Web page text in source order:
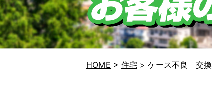
HOME > 住宅 > ケース不良 交換